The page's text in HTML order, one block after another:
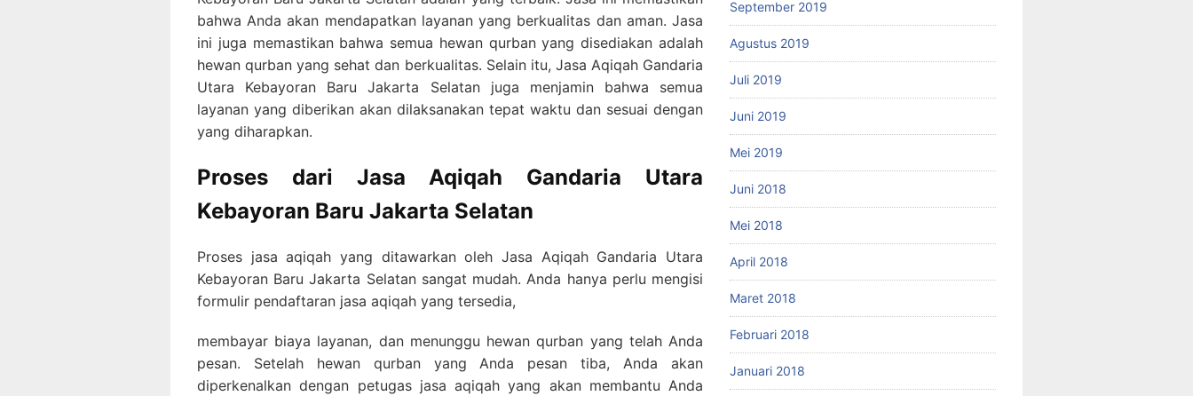
bahwa Anda akan mendapatkan layanan yang berkualitas dan aman. Jasa
ini juga memastikan bahwa semua hewan qurban yang disediakan adalah
hewan qurban yang sehat dan berkualitas. Selain itu, Jasa Aqiqah Gandaria
Utara Kebayoran Baru Jakarta Selatan juga menjamin bahwa semua
layanan yang diberikan akan dilaksanakan tepat waktu dan sesuai dengan
yang diharapkan.
Proses dari Jasa Aqiqah Gandaria Utara
Kebayoran Baru Jakarta Selatan
Proses jasa aqiqah yang ditawarkan oleh Jasa Aqiqah Gandaria Utara
Kebayoran Baru Jakarta Selatan sangat mudah. Anda hanya perlu mengisi
formulir pendaftaran jasa aqiqah yang tersedia,
membayar biaya layanan, dan menunggu hewan qurban yang telah Anda
pesan. Setelah hewan qurban yang Anda pesan tiba, Anda akan
diperkenalkan dengan petugas jasa aqiqah yang akan membantu Anda
September 2019
Agustus 2019
Juli 2019
Juni 2019
Mei 2019
Juni 2018
Mei 2018
April 2018
Maret 2018
Februari 2018
Januari 2018